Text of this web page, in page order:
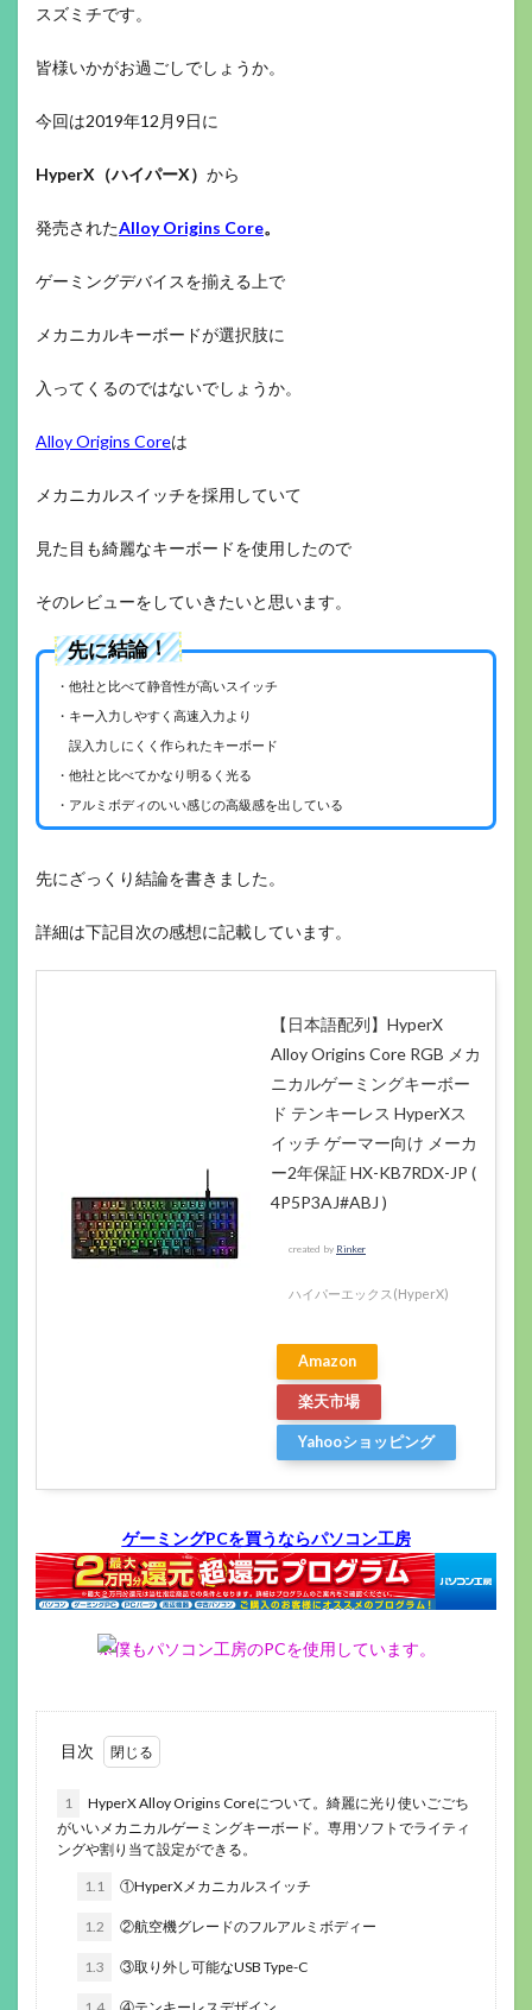
スズミチです。
皆様いかがお過ごしでしょうか。
今回は2019年12月9日に
HyperX（ハイパーX） から
発売されたAlloy Origins Core。
ゲーミングデバイスを揃える上で
メカニカルキーボードが選択肢に
入ってくるのではないでしょうか。
Alloy Origins Coreは
メカニカルスイッチを採用していて
見た目も綺麗なキーボードを使用したので
そのレビューをしていきたいと思います。
先に結論！
・他社と比べて静音性が高いスイッチ
・キー入力しやすく高速入力より
誤入力しにくく作られたキーボード
・他社と比べてかなり明るく光る
・アルミボディのいい感じの高級感を出している
先にざっくり結論を書きました。
詳細は下記目次の感想に記載しています。
【日本語配列】HyperX
Alloy Origins Core RGB メカ
ニカルゲーミングキーボー
ド テンキーレス HyperXス
イッチ ゲーマー向け メーカ
ー2年保証 HX-KB7RDX-JP (
4P5P3AJ#ABJ )
created by Rinker
ハイパーエックス(HyperX)
Amazon
楽天市場
Yahooショッピング
ゲーミングPCを買うならパソコン工房
※僕もパソコン工房のPCを使用しています。
目次
1
HyperX Alloy Origins Coreについて。綺麗に光り使いごごち
がいいメカニカルゲーミングキーボード。専用ソフトでライティ
ングや割り当て設定ができる。
1.1 ①HyperXメカニカルスイッチ
1.2 ②航空機グレードのフルアルミボディー
1.3 ③取り外し可能なUSB Type-C